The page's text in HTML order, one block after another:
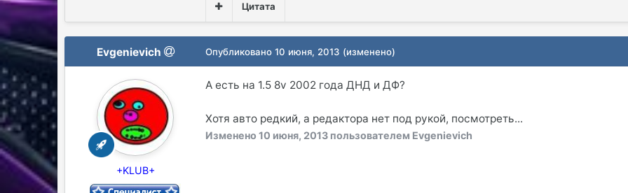
Цитата
Evgenievich
+KLUB+
Опубликовано10 июня, 2013 (изменено)
А есть на 1.5 8v 2002 года ДНД и ДФ?
Хотя авто редкий, а редактора нет под рукой, посмотреть...
Изменено10 июня, 2013 пользователем Evgenievich